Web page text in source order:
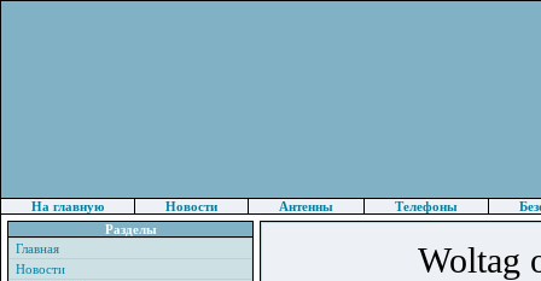
На главную Новости Антенны Телефоны
Разделы
Главная
Новости
Woltag